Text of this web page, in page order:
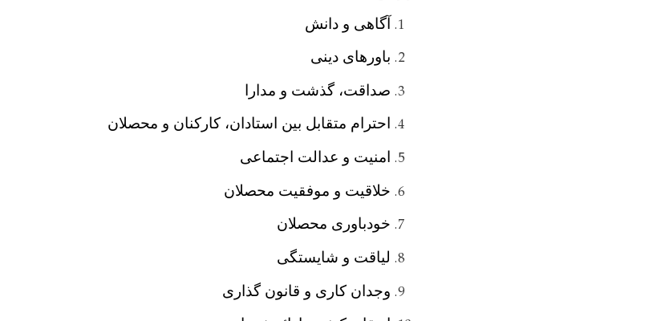
آگاهی و دانش
باورهای دینی
صداقت، گذشت و مدارا
احترام متقابل بین استادان، کارکنان و محصلان
امنیت و عدالت اجتماعی
خلاقیت و موفقیت محصلان
خودباوری محصلان
لیاقت و شایستگی
وجدان کاری و قانون گذاری